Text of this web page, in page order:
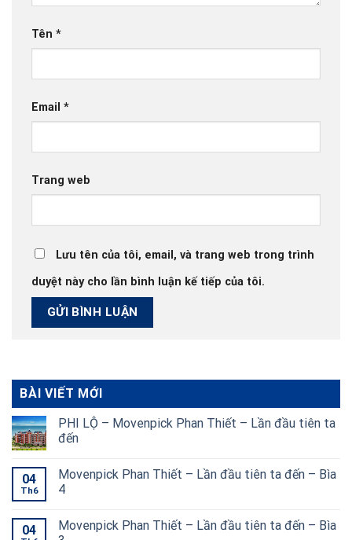
Tên *
Email *
Trang web
Lưu tên của tôi, email, và trang web trong trình
duyệt này cho lần bình luận kế tiếp của tôi.
BÀI VIẾT MỚI
PHI LỘ – Movenpick Phan Thiết – Lần đầu tiên ta
đến
04
Th6
Movenpick Phan Thiết – Lần đầu tiên ta đến – Bìa
4
04
Movenpick Phan Thiết – Lần đầu tiên ta đến – Bìa